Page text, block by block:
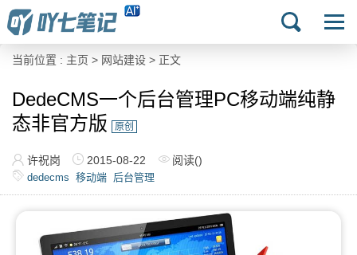
当前位置 : 主页 > 网站建设 > 正文
DedeCMS一个后台管理PC移动端纯静
态非官方版
原创
许祝岗 2015-08-22 阅读()
dedecms 移动端 后台管理